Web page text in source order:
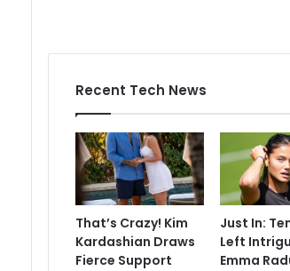
Recent Tech News
That’s Crazy! Kim
Kardashian Draws
Fierce Support
Just In:
Left
Emma